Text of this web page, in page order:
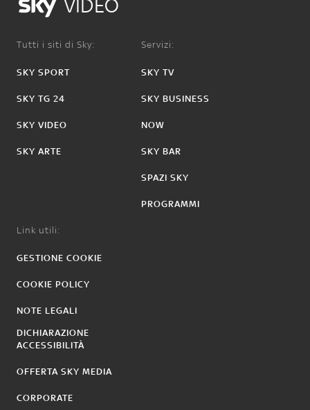
VIDEO
Tutti i siti di Sky:
SKY SPORT
SKY TG 24
SKY VIDEO
SKY ARTE
Servizi:
SKY TV
SKY BUSINESS
NOW
SKY BAR
SPAZI SKY
PROGRAMMI
Link utili:
GESTIONE COOKIE
COOKIE POLICY
NOTE LEGALI
DICHIARAZIONE
ACCESSIBILITÀ
OFFERTA SKY MEDIA
CORPORATE